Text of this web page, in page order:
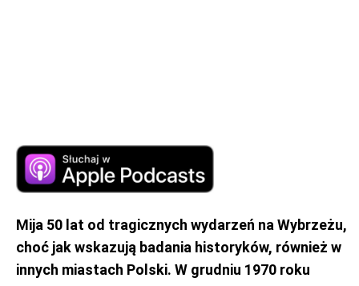
Mija 50 lat od tragicznych wydarzeń na Wybrzeżu,
choć jak wskazują badania historyków, również w
innych miastach Polski. W grudniu 1970 roku